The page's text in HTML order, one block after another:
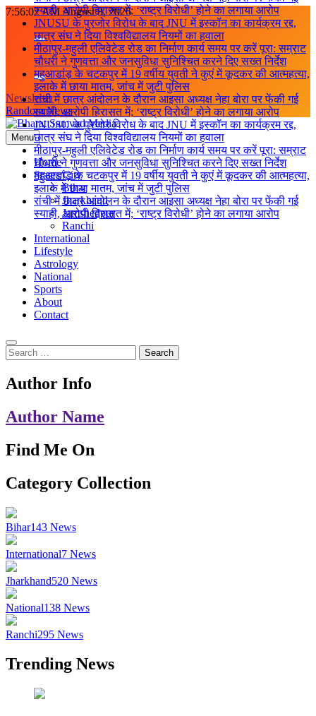
Skip
content
7:56:02 AM August 8, 2026
स्याही, आरोपी हिरासत में; ‘राष्ट्र विरोधी’ होने का लगाया आरोप
JNUSU के पुरजोर विरोध के बाद JNU में इस्कॉन का कार्यक्रम रद्द,
छात्र संघ ने दिया विश्वविद्यालय नियमों का हवाला
मीठापुर-महुली एलिवेटेड रोड का निर्माण कार्य समय पर करें पूरा: सम्राट
चौधरी ने गुणवत्ता और जनसुविधा सुनिश्चित करने दिए सख्त निर्देश
महुआडांड़ के चटकपुर में 19 वर्षीय युवती ने कुएं में कूदकर की आत्महत्या,
इलाके में छाया मातम, जांच में जुटी पुलिस
रांची में छात्र आंदोलन के दौरान आइसा अध्यक्ष नेहा बोरा पर फेंकी गई
स्याही, आरोपी हिरासत में; ‘राष्ट्र विरोधी’ होने का लगाया आरोप
JNUSU के पुरजोर विरोध के बाद JNU में इस्कॉन का कार्यक्रम रद्द,
छात्र संघ ने दिया विश्वविद्यालय नियमों का हवाला
मीठापुर-महुली एलिवेटेड रोड का निर्माण कार्य समय पर करें पूरा: सम्राट
चौधरी ने गुणवत्ता और जनसुविधा सुनिश्चित करने दिए सख्त निर्देश
महुआडांड़ के चटकपुर में 19 वर्षीय युवती ने कुएं में कूदकर की आत्महत्या,
इलाके में छाया मातम, जांच में जुटी पुलिस
रांची में छात्र आंदोलन के दौरान आइसा अध्यक्ष नेहा बोरा पर फेंकी गई
स्याही, आरोपी हिरासत में; ‘राष्ट्र विरोधी’ होने का लगाया आरोप
Newsletter
Random News
Bharat Samvad Media
Menu
Home
States/City
Bihar
Jharkhand
Jamshedpur
Ranchi
International
Lifestyle
Astrology
National
Sports
About
Contact
Search
for:
Author Info
Author Name
Find Me On
Category Collection
Bihar143 News
International7 News
Jharkhand520 News
National138 News
Ranchi295 News
Trending News